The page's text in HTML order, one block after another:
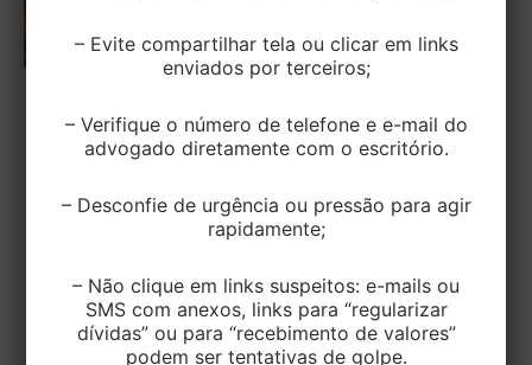
Carpinteiro autônomo que caiu do
existir culpa exclusiva da vítima
Um carpinteiro autônomo sofreu grave acidente
por não estar utilizando cordas de segurança
durante a manutenção de um telhado e […]
– Evite compartilhar tela ou clicar em links
enviados por terceiros;
– Verifique o número de telefone e e-mail do
advogado diretamente com o escritório.
– Desconfie de urgência ou pressão para agir
rapidamente;
– Não clique em links suspeitos: e-mails ou
SMS com anexos, links para “regularizar
dívidas” ou para “recebimento de valores”
podem ser tentativas de golpe.